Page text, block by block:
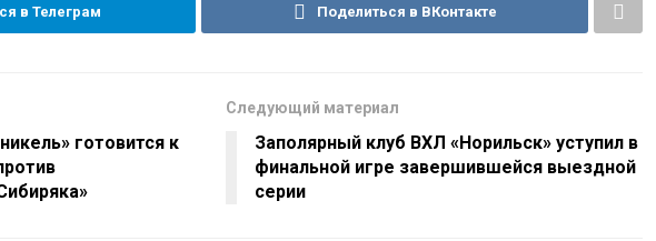
в Телеграм Поделиться в ВКонтакте
готовится к
Следующий материал
Заполярный клуб ВХЛ «Норильск» уступил в
финальной игре завершившейся выездной
серии